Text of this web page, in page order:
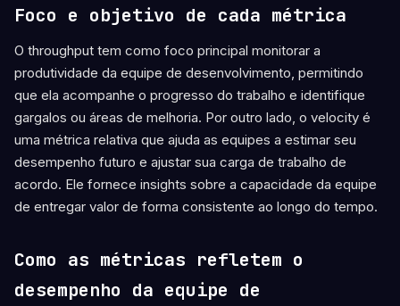
Foco e objetivo de cada métrica
O throughput tem como foco principal monitorar a
produtividade da equipe de desenvolvimento, permitindo
que ela acompanhe o progresso do trabalho e identifique
gargalos ou áreas de melhoria. Por outro lado, o velocity é
uma métrica relativa que ajuda as equipes a estimar seu
desempenho futuro e ajustar sua carga de trabalho de
acordo. Ele fornece insights sobre a capacidade da equipe
de entregar valor de forma consistente ao longo do tempo.
Como as métricas refletem o
desempenho da equipe de